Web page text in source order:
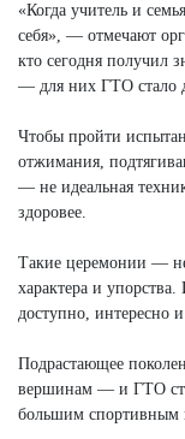
«Когда учитель и
себя», — отмечают
кто сегодня получил
— для них ГТО стало
Чтобы пройти
отжимания,
— не идеальная
здоровее.
Такие церемонии —
характера и
доступно, интересно
Подрастающее
вершинам — и ГТО
большим спортивным